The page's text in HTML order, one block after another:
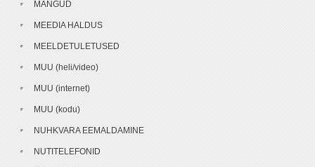
MÄNGUD
MEEDIA HALDUS
MEELDETULETUSED
MUU (heli/video)
MUU (internet)
MUU (kodu)
NUHKVARA EEMALDAMINE
NUTITELEFONID